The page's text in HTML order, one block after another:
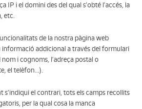
IP i el domini des del qual s’obté l’accés, la
etc.
de la nostra pàgina web
addicional a través del formulari
i cognoms, l’adreça postal o
el telèfon...).
s’indiqui el contrari, tots els camps recollits
per la qual cosa la manca